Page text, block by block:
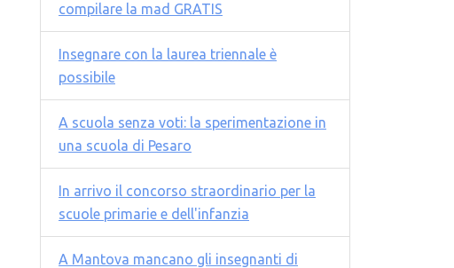
compilare la mad GRATIS
Insegnare con la laurea triennale è
possibile
A scuola senza voti: la sperimentazione in
una scuola di Pesaro
In arrivo il concorso straordinario per la
scuole primarie e dell'infanzia
A Mantova mancano gli insegnanti di